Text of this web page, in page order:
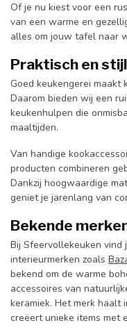
Of je nu kiest voor een
van een warme en
alles om jouw tafel naar
Praktisch en
Goed keukengerei maakt
Daarom bieden wij een
keukenhulpen die
maaltijden.
Van handige
producten combineren
Dankzij hoogwaardige
geniet je jarenlang van
Bekende
Bij Sfeervollekeuken
interieurmerken zoals
bekend om de warme
accessoires van
keramiek. Het merk haalt
creëert unieke items met